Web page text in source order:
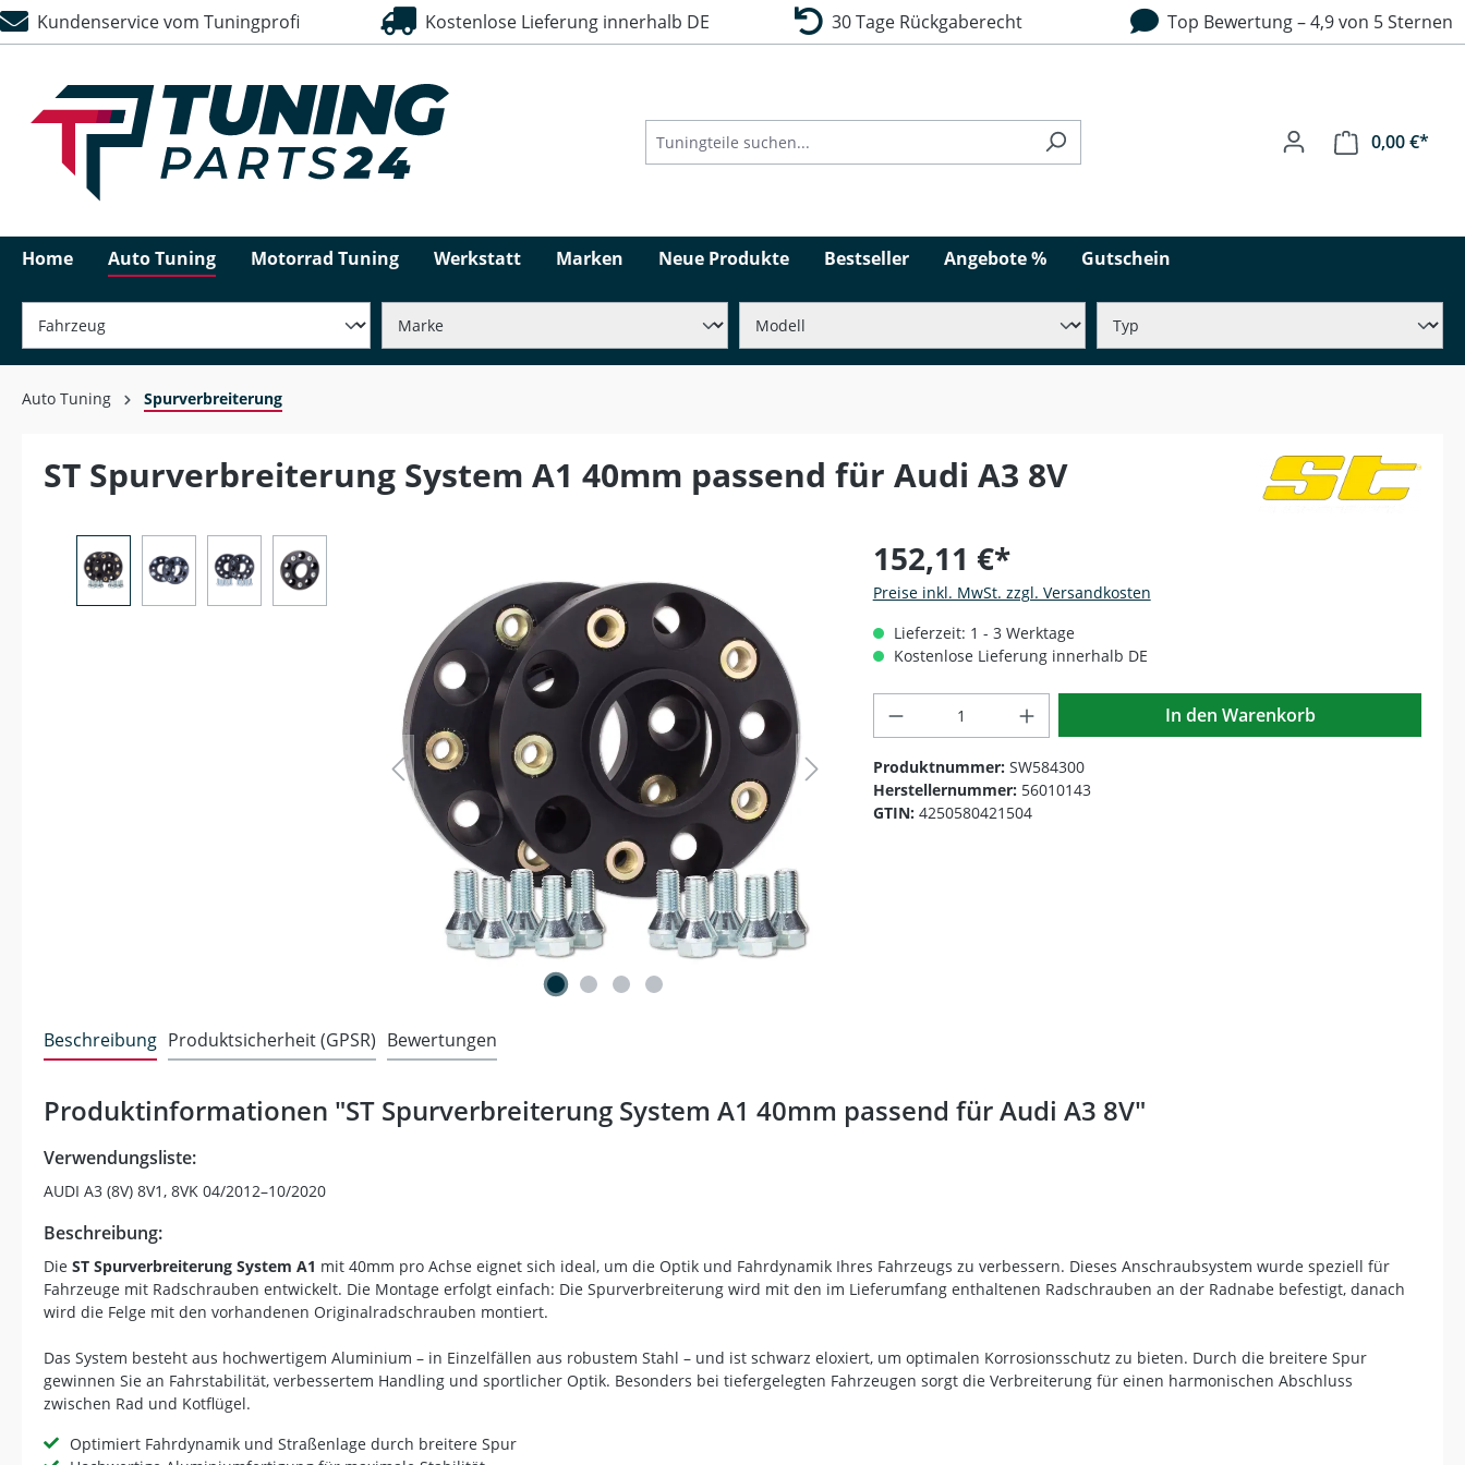
Zur Hauptnavigation springen
Kundenservice vom Tuningprofi Kostenlose Lieferung innerhalb DE 30 Tage Rückgaberecht Top Bewertung – 4,9 von 5 Sternen
0,00 €*
Home Auto Tuning Motorrad Tuning Werkstatt Marken Neue Produkte Bestseller Angebote % Gutschein
Auto Tuning Spurverbreiterung
ST Spurverbreiterung System A1 40mm passend für Audi A3 8V
152,11 €*
Preise inkl. MwSt. zzgl. Versandkosten
Lieferzeit: 1 - 3 Werktage
Kostenlose Lieferung innerhalb DE
Produkt Anzahl: Gib den gewünschten Wert
In den Warenkorb
Produktnummer: SW584300
Herstellernummer: 56010143
GTIN: 4250580421504
Beschreibung Produktsicherheit (GPSR) Bewertungen
Produktinformationen "ST Spurverbreiterung System A1 40mm passend für Audi A3 8V"
Verwendungsliste:
AUDI A3 (8V) 8V1, 8VK 04/2012–10/2020
Beschreibung:
Die ST Spurverbreiterung System A1 mit 40mm pro Achse eignet sich ideal, um die Optik und Fahrdynamik Ihres Fahrzeugs zu verbessern. Dieses Anschraubsystem wurde speziell für
Fahrzeuge mit Radschrauben entwickelt. Die Montage erfolgt einfach: Die Spurverbreiterung wird mit den im Lieferumfang enthaltenen Radschrauben an der Radnabe befestigt, danach
wird die Felge mit den vorhandenen Originalradschrauben montiert.
Das System besteht aus hochwertigem Aluminium – in Einzelfällen aus robustem Stahl – und ist schwarz eloxiert, um optimalen Korrosionsschutz zu bieten. Durch die breitere Spur
gewinnen Sie an Fahrstabilität, verbessertem Handling und sportlicher Optik. Besonders bei tiefergelegten Fahrzeugen sorgt die Verbreiterung für einen harmonischen Abschluss
zwischen Rad und Kotflügel.
Optimiert Fahrdynamik und Straßenlage durch breitere Spur